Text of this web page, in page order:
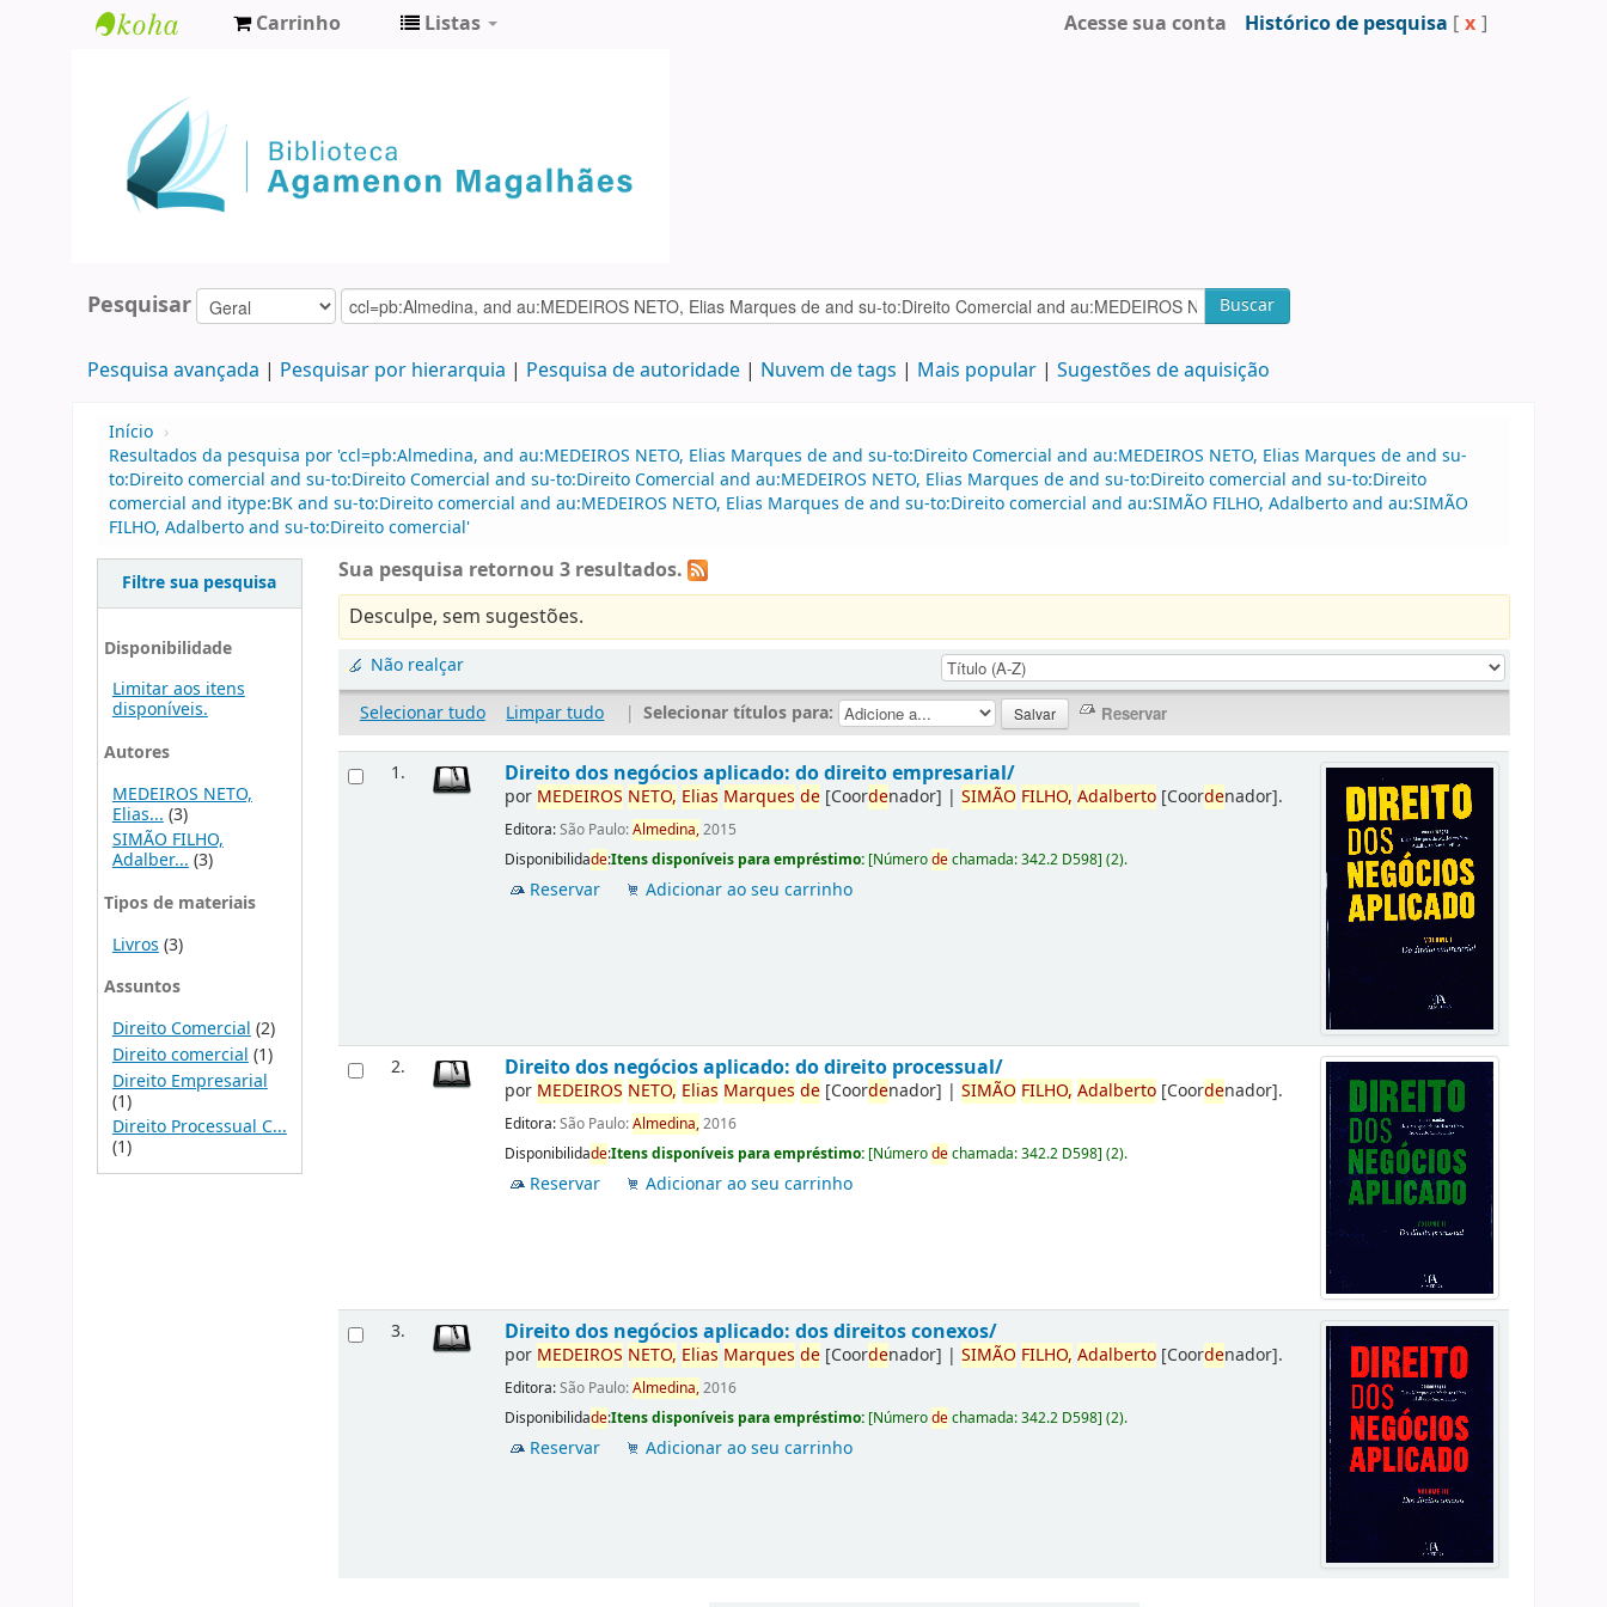
Agamenon
Magalhães
Carrinho Listas Acesse sua conta Histórico de pesquisa [ x ]
Pesquisar Buscar
Pesquisa avançada Pesquisar por hierarquia Pesquisa de autoridade Nuvem de tags Mais popular Sugestões de aquisição
Início ›
Resultados da pesquisa por 'ccl=pb:Almedina, and au:MEDEIROS NETO, Elias Marques de and su-to:Direito Comercial and au:MEDEIROS NETO, Elias Marques de and su-
to:Direito comercial and su-to:Direito Comercial and su-to:Direito Comercial and au:MEDEIROS NETO, Elias Marques de and su-to:Direito comercial and su-to:Direito
comercial and itype:BK and su-to:Direito comercial and au:MEDEIROS NETO, Elias Marques de and su-to:Direito comercial and au:SIMÃO FILHO, Adalberto and au:SIMÃO
FILHO, Adalberto and su-to:Direito comercial'
Filtre sua pesquisa
Disponibilidade
Limitar aos itens
disponíveis.
Autores
MEDEIROS NETO,
Elias... (3)
SIMÃO FILHO,
Adalber...(3)
Tipos de materiais
Livros (3)
Assuntos
Direito Comercial (2)
Direito comercial (1)
Direito Empresarial
(1)
Direito Processual C...
(1)
Sua pesquisa retornou 3 resultados.
Desculpe, sem sugestões.
Não realçar
Selecionar tudo
Limpar tudo | Selecionar títulos para:
1. Direito dos negócios aplicado: do direito empresarial/
por MEDEIROS NETO, Elias Marques de [Coordenador] |SIMÃO FILHO, Adalberto [Coordenador].
Editora:São Paulo:Almedina,2015
Disponibilidade:Itens disponíveis para empréstimo: [Númerodechamada:342.2 D598](2).
Reservar Adicionar ao seu carrinho
2. Direito dos negócios aplicado: do direito processual/
por MEDEIROS NETO, Elias Marques de [Coordenador] |SIMÃO FILHO, Adalberto [Coordenador].
Editora:São Paulo:Almedina,2016
Disponibilidade:Itens disponíveis para empréstimo: [Númerodechamada:342.2 D598](2).
Reservar Adicionar ao seu carrinho
3. Direito dos negócios aplicado: dos direitos conexos/
por MEDEIROS NETO, Elias Marques de [Coordenador] |SIMÃO FILHO, Adalberto [Coordenador].
Editora:São Paulo:Almedina,2016
Disponibilidade:Itens disponíveis para empréstimo: [Númerodechamada:342.2 D598](2).
Reservar Adicionar ao seu carrinho